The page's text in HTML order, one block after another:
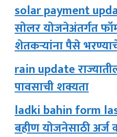
solar payment
सोलर योजनेअंतर्गत
शेतकऱ्यांना पैसे
rain update
पावसाची शक्यता
ladki bahin form
बहीण योजनेसाठी अर्ज